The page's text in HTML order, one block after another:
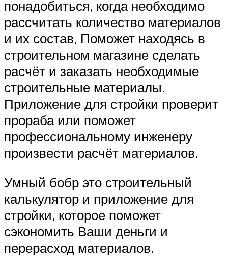
понадобиться, когда необходимо
рассчитать количество материалов
и их состав, Поможет находясь в
строительном магазине сделать
расчёт и заказать необходимые
строительные материалы.
Приложение для стройки проверит
прораба или поможет
профессиональному инженеру
произвести расчёт материалов.
Умный бобр это строительный
калькулятор и приложение для
стройки, которое поможет
сэкономить Ваши деньги и
перерасход материалов.